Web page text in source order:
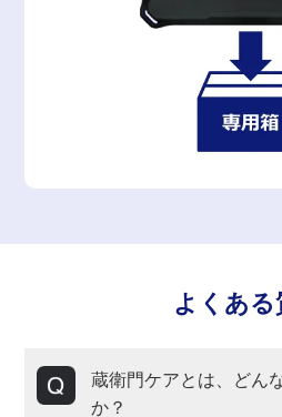
よくある
蔵衛門ケアとは、どん
か？